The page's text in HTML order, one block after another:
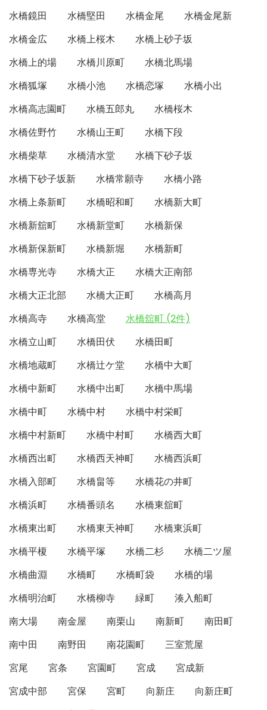
水橋鏡田
水橋堅田 水橋金尾
水橋金尾新
水橋金広
水橋上桜木
水橋上砂子坂
水橋上的場
水橋川原町
水橋北馬場
水橋狐塚
水橋小池 水橋恋塚
水橋小出
水橋高志園町
水橋五郎丸
水橋桜木
水橋佐野竹
水橋山王町
水橋下段
水橋柴草
水橋清水堂
水橋下砂子坂
水橋下砂子坂新
水橋常願寺
水橋小路
水橋上条新町
水橋昭和町
水橋新大町
水橋新舘町
水橋新堂町
水橋新保
水橋新保新町
水橋新堀
水橋新町
水橋専光寺
水橋大正
水橋大正南部
水橋大正北部
水橋大正町
水橋高月
水橋高寺
水橋高堂
水橋舘町 (2件)
水橋立山町
水橋田伏
水橋田町
水橋地蔵町
水橋辻ケ堂
水橋中大町
水橋中新町
水橋中出町
水橋中馬場
水橋中町
水橋中村
水橋中村栄町
水橋中村新町
水橋中村町
水橋西大町
水橋西出町
水橋西天神町
水橋西浜町
水橋入部町
水橋畠等
水橋花の井町
水橋浜町
水橋番頭名
水橋東舘町
水橋東出町
水橋東天神町
水橋東浜町
水橋平榎
水橋平塚 水橋二杉
水橋二ツ屋
水橋曲淵
水橋町 水橋町袋
水橋的場
水橋明治町
水橋柳寺 緑町
湊入船町
南大場
南金屋 南栗山 南新町
南田町
南中田
南野田 南花園町
三室荒屋
宮尾
宮条 宮園町 宮成
宮成新
宮成中部
宮保 宮町 向新庄
向新庄町